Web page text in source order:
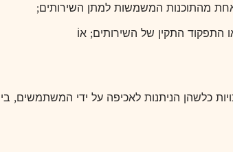
מהתוכנות המשמשות למתן השירותים;
התפקוד התקין של השירותים; אוֹ
כלשהן הניתנות לאכיפה על ידי המשתמשים,